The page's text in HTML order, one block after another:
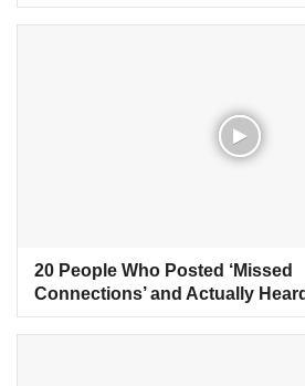
20 People Who Posted ‘Missed
Connections’ and Actually